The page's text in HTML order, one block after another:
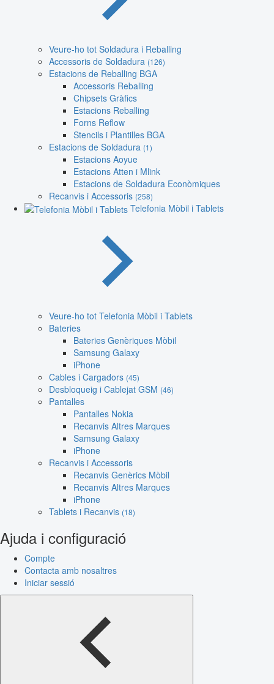
Veure-ho tot Soldadura i Reballing
Accessoris de Soldadura (126)
Estacions de Reballing BGA
Accessoris Reballing
Chipsets Gràfics
Estacions Reballing
Forns Reflow
Stencils i Plantilles BGA
Estacions de Soldadura (1)
Estacions Aoyue
Estacions Atten i Mlink
Estacions de Soldadura Econòmiques
Recanvis i Accessoris (258)
Telefonia Mòbil i Tablets
Veure-ho tot Telefonia Mòbil i Tablets
Bateries
Bateries Genèriques Mòbil
Samsung Galaxy
iPhone
Cables i Cargadors (45)
Desbloqueig i Cablejat GSM (46)
Pantalles
Pantalles Nokia
Recanvis Altres Marques
Samsung Galaxy
iPhone
Recanvis i Accessoris
Recanvis Genèrics Mòbil
Recanvis Altres Marques
iPhone
Tablets i Recanvis (18)
Ajuda i configuració
Compte
Contacta amb nosaltres
Iniciar sessió